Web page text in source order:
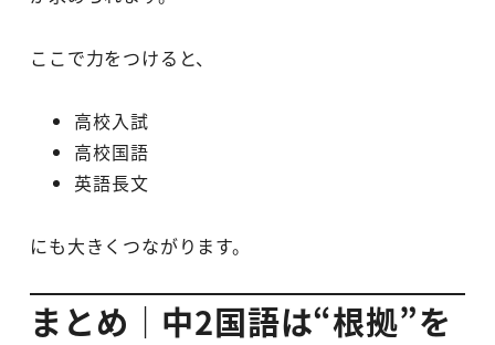
ここで力をつけると、
高校入試
高校国語
英語長文
にも大きくつながります。
まとめ｜中2国語は“根拠”を